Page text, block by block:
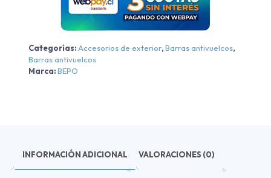
Categorías:Accesorios de exterior,Barras antivuelcos,
Barras antivuelcos
Marca:BEPO
INFORMACIÓN ADICIONAL VALORACIONES (0)